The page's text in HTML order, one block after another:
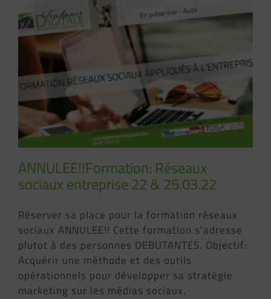
ANNULEE!!Formation: Réseaux
sociaux entreprise 22 & 25.03.22
Réserver sa place pour la formation réseaux
sociaux ANNULEE!! Cette formation s'adresse
plutot à des personnes DEBUTANTES. Objectif:
Acquérir une méthode et des outils
opérationnels pour développer sa stratégie
marketing sur les médias sociaux.